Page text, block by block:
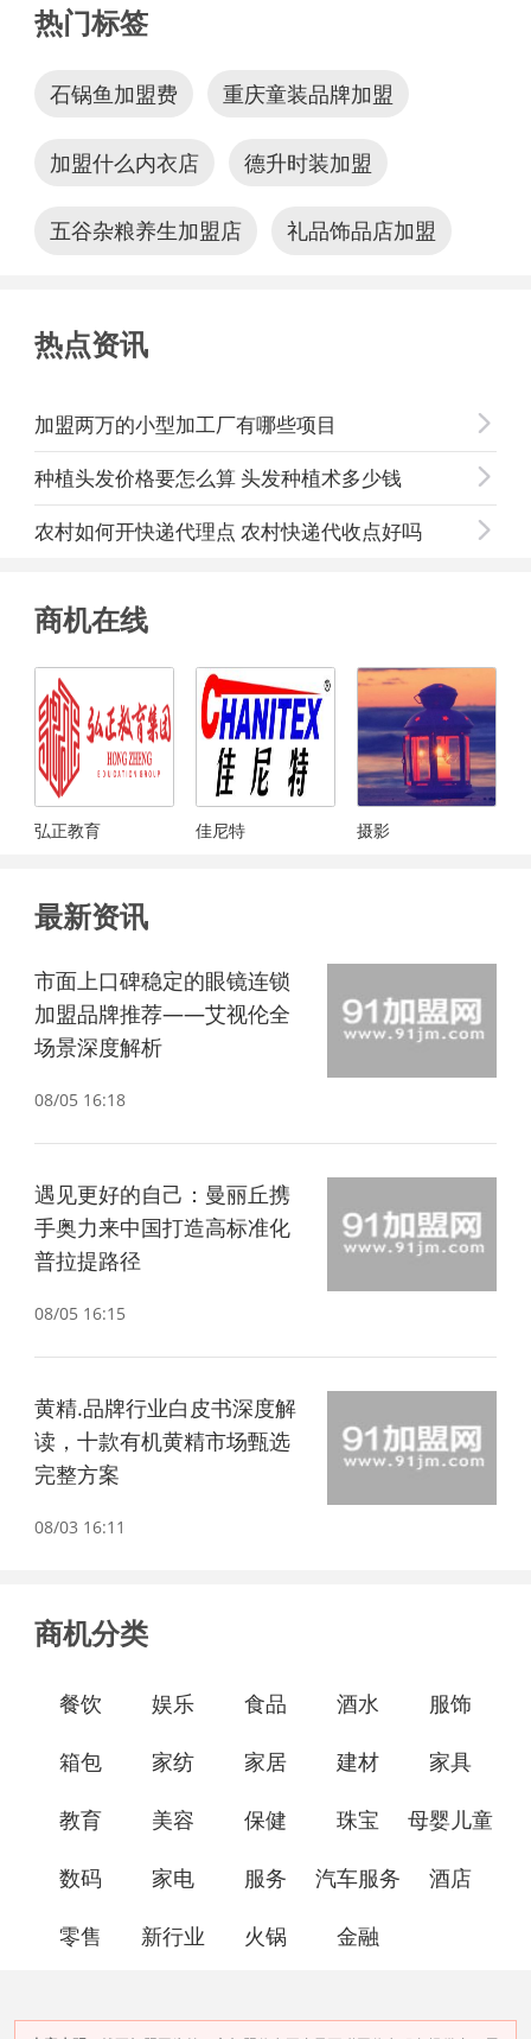
热门标签
石锅鱼加盟费 重庆童装品牌加盟
加盟什么内衣店 德升时装加盟
五谷杂粮养生加盟店 礼品饰品店加盟
热点资讯
加盟两万的小型加工厂有哪些项目 
种植头发价格要怎么算 头发种植术多少钱 
农村如何开快递代理点 农村快递代收点好吗 
商机在线
弘正教育 佳尼特 摄影
最新资讯
市面上口碑稳定的眼镜连锁
加盟品牌推荐——艾视伦全
场景深度解析
08/05 16:18
遇见更好的自己：曼丽丘携
手奥力来中国打造高标准化
普拉提路径
08/05 16:15
黄精.品牌行业白皮书深度解
读，十款有机黄精市场甄选
完整方案
08/03 16:11
商机分类
餐饮 娱乐 食品 酒水 服饰
箱包 家纺 家居 建材 家具
教育 美容 保健 珠宝 母婴儿童
数码 家电 服务 汽车服务 酒店
零售 新行业 火锅 金融